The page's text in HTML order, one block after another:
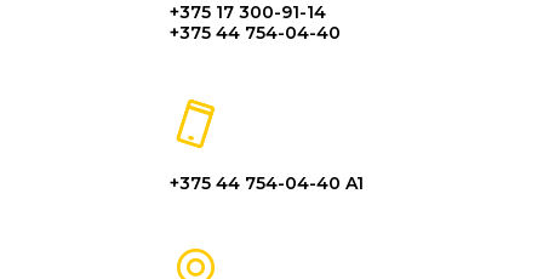
+375 17 300-91-14
+375 44 754-04-40
+375 44 754-04-40 A1